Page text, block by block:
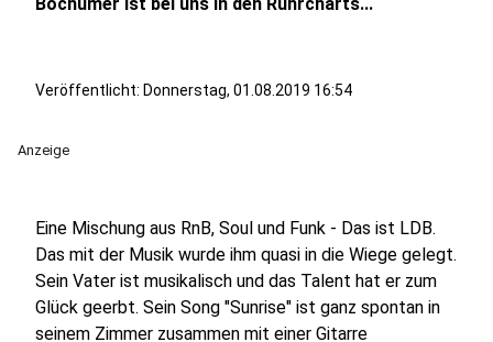
Veröffentlicht: Donnerstag, 01.08.2019 16:54
Anzeige
Eine Mischung aus RnB, Soul und Funk - Das ist LDB.
Das mit der Musik wurde ihm quasi in die Wiege gelegt.
Sein Vater ist musikalisch und das Talent hat er zum
Glück geerbt. Sein Song "Sunrise" ist ganz spontan in
seinem Zimmer zusammen mit einer Gitarre